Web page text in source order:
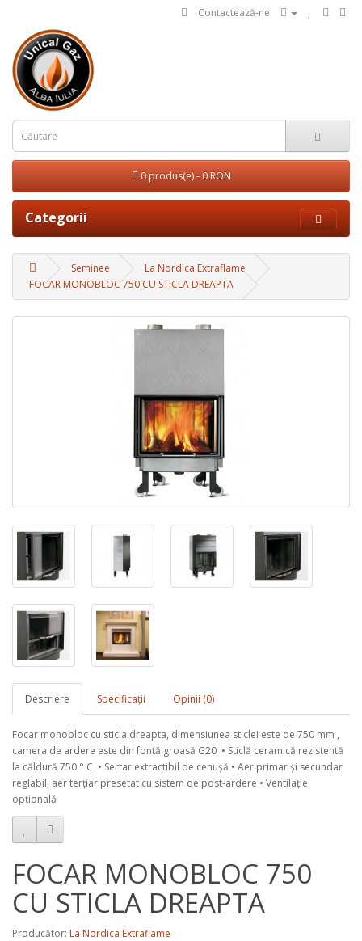
Contactează-ne
0 produs(e) - 0 RON
Categorii
Seminee
La Nordica Extraflame
FOCAR MONOBLOC 750 CU STICLA DREAPTA
Descriere Specificaţii Opinii (0)
Focar monobloc cu sticla dreapta, dimensiunea sticlei este de 750 mm ,
camera de ardere este din fontă groasă G20 • Sticlă ceramică rezistentă
la căldură 750 ° C • Sertar extractibil de cenușă • Aer primar și secundar
reglabil, aer terțiar presetat cu sistem de post-ardere • Ventilație
opțională
FOCAR MONOBLOC 750
CU STICLA DREAPTA
Producător: La Nordica Extraflame